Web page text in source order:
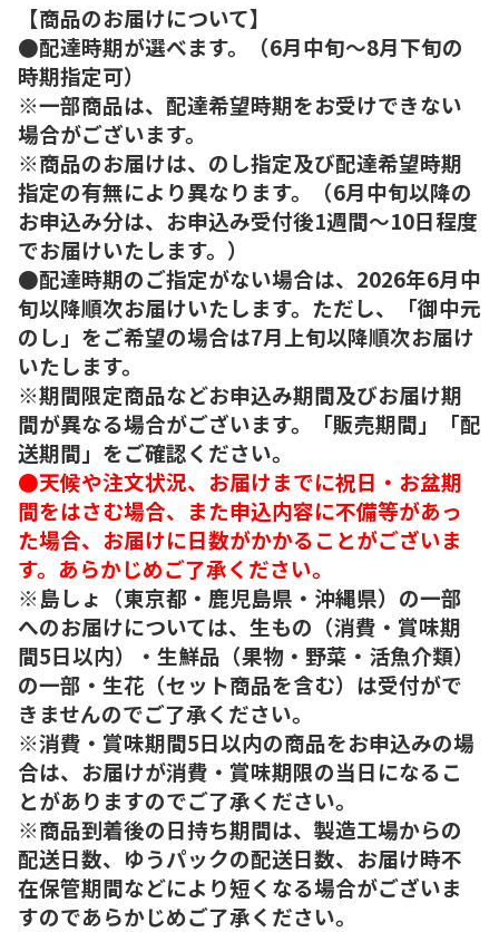
【商品のお届けについて】
●配達時期が選べます。（6月中旬～8月下旬の
時期指定可）
※一部商品は、配達希望時期をお受けできない
場合がございます。
※商品のお届けは、のし指定及び配達希望時期
指定の有無により異なります。（6月中旬以降の
お申込み分は、お申込み受付後1週間～10日程度
でお届けいたします。）
●配達時期のご指定がない場合は、2026年6月中
旬以降順次お届けいたします。ただし、「御中元
のし」をご希望の場合は7月上旬以降順次お届け
いたします。
※期間限定商品などお申込み期間及びお届け期
間が異なる場合がございます。「販売期間」「配
送期間」をご確認ください。
●天候や注文状況、お届けまでに祝日・お盆期
間をはさむ場合、また申込内容に不備等があっ
た場合、お届けに日数がかかることがございま
す。あらかじめご了承ください。
※島しょ（東京都・鹿児島県・沖縄県）の一部
へのお届けについては、生もの（消費・賞味期
間5日以内）・生鮮品（果物・野菜・活魚介類）
の一部・生花（セット商品を含む）は受付がで
きませんのでご了承ください。
※消費・賞味期間5日以内の商品をお申込みの場
合は、お届けが消費・賞味期限の当日になるこ
とがありますのでご了承ください。
※商品到着後の日持ち期間は、製造工場からの
配送日数、ゆうパックの配送日数、お届け時不
在保管期間などにより短くなる場合がございま
すのであらかじめご了承ください。